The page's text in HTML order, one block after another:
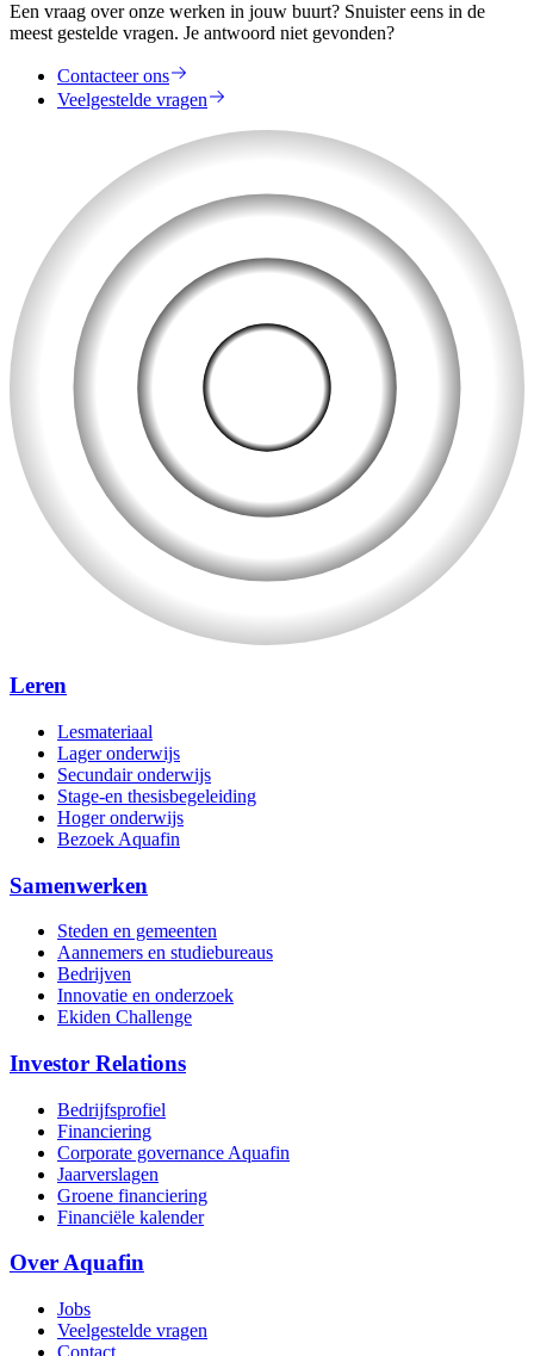
Een vraag over onze werken in jouw buurt? Snuister eens in de
meest gestelde vragen. Je antwoord niet gevonden?
Contacteer ons
Veelgestelde vragen
Leren
Lesmateriaal
Lager onderwijs
Secundair onderwijs
Stage-en thesisbegeleiding
Hoger onderwijs
Bezoek Aquafin
Samenwerken
Steden en gemeenten
Aannemers en studiebureaus
Bedrijven
Innovatie en onderzoek
Ekiden Challenge
Investor Relations
Bedrijfsprofiel
Financiering
Corporate governance Aquafin
Jaarverslagen
Groene financiering
Financiële kalender
Over Aquafin
Jobs
Veelgestelde vragen